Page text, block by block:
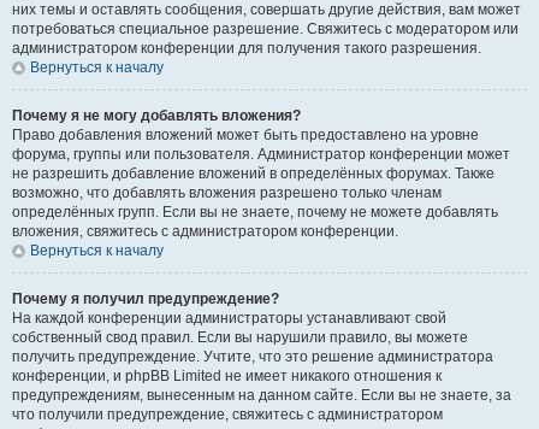
них темы и оставлять сообщения, совершать другие действия, вам может
потребоваться специальное разрешение. Свяжитесь с модератором или
администратором конференции для получения такого разрешения.
Вернуться к началу
Почему я не могу добавлять вложения?
Право добавления вложений может быть предоставлено на уровне
форума, группы или пользователя. Администратор конференции может
не разрешить добавление вложений в определённых форумах. Также
возможно, что добавлять вложения разрешено только членам
определённых групп. Если вы не знаете, почему не можете добавлять
вложения, свяжитесь с администратором конференции.
Вернуться к началу
Почему я получил предупреждение?
На каждой конференции администраторы устанавливают свой
собственный свод правил. Если вы нарушили правило, вы можете
получить предупреждение. Учтите, что это решение администратора
конференции, и phpBB Limited не имеет никакого отношения к
предупреждениям, вынесенным на данном сайте. Если вы не знаете, за
что получили предупреждение, свяжитесь с администратором